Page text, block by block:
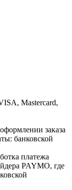
Masterсard,
заказа
банковской
платежа
PAYMO, где